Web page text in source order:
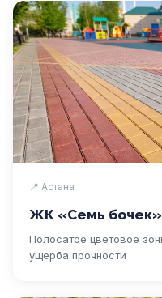
📍 Астана
ЖК «Семь бочек»
Полосатое цветовое
ущерба прочности